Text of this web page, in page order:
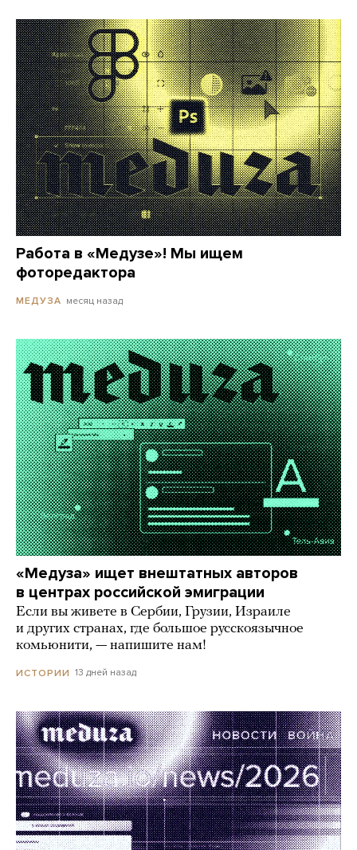
Работа в «Медузе»! Мы ищем
фоторедактора
МЕДУЗА месяц назад
«Медуза» ищет внештатных авторов
в центрах российской эмиграции
Если вы живете в Сербии, Грузии, Израиле
и других странах, где большое русскоязычное
комьюнити, — напишите нам!
ИСТОРИИ 13 дней назад